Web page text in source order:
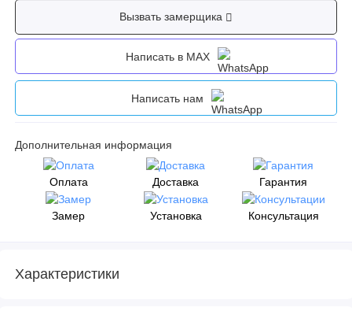
Вызвать замерщика
Написать в MAX
Написать нам
Дополнительная информация
Оплата Доставка Гарантия
Замер Установка Консультация
Характеристики